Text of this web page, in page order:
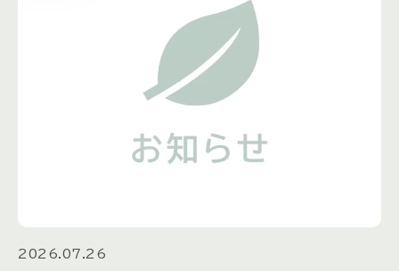
2026.07.26